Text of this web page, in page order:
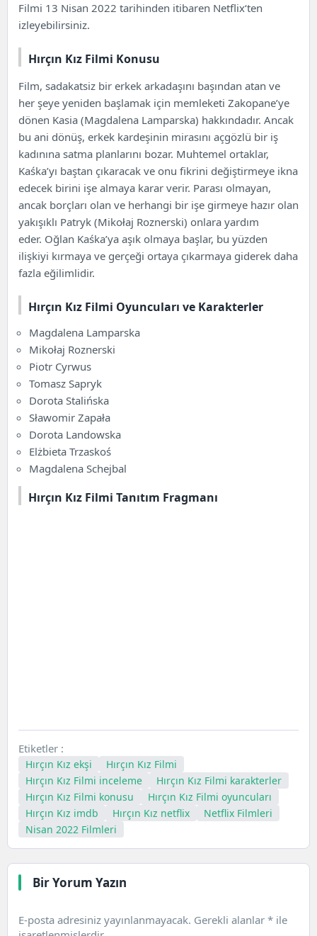
Filmi 13 Nisan 2022 tarihinden itibaren Netflix‘ten
izleyebilirsiniz.
Hırçın Kız Filmi Konusu
Film, sadakatsiz bir erkek arkadaşını başından atan ve
her şeye yeniden başlamak için memleketi Zakopane’ye
dönen Kasia (Magdalena Lamparska) hakkındadır. Ancak
bu ani dönüş, erkek kardeşinin mirasını açgözlü bir iş
kadınına satma planlarını bozar. Muhtemel ortaklar,
Kaśka’yı baştan çıkaracak ve onu fikrini değiştirmeye ikna
edecek birini işe almaya karar verir. Parası olmayan,
ancak borçları olan ve herhangi bir işe girmeye hazır olan
yakışıklı Patryk (Mikołaj Roznerski) onlara yardım
eder. Oğlan Kaśka’ya aşık olmaya başlar, bu yüzden
ilişkiyi kırmaya ve gerçeği ortaya çıkarmaya giderek daha
fazla eğilimlidir.
Hırçın Kız Filmi Oyuncuları ve Karakterler
Magdalena Lamparska
Mikołaj Roznerski
Piotr Cyrwus
Tomasz Sapryk
Dorota Stalińska
Sławomir Zapała
Dorota Landowska
Elżbieta Trzaskoś
Magdalena Schejbal
Hırçın Kız Filmi Tanıtım Fragmanı
Etiketler :
Hırçın Kız ekşi
Hırçın Kız Filmi
Hırçın Kız Filmi inceleme
Hırçın Kız Filmi karakterler
Hırçın Kız Filmi konusu
Hırçın Kız Filmi oyuncuları
Hırçın Kız imdb
Hırçın Kız netflix
Netflix Filmleri
Nisan 2022 Filmleri
Bir Yorum Yazın
E-posta adresiniz yayınlanmayacak. Gerekli alanlar * ile